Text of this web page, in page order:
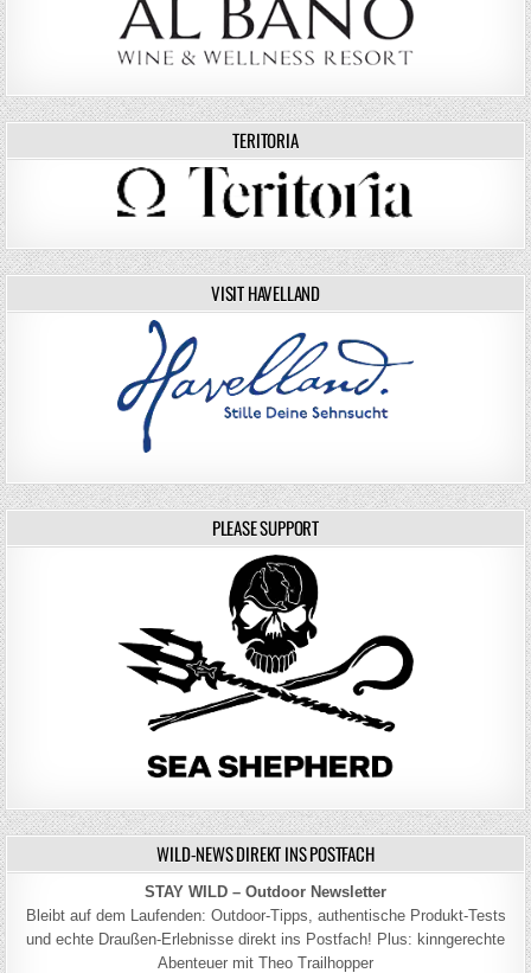
TERITORIA
VISIT HAVELLAND
PLEASE SUPPORT
WILD-NEWS DIREKT INS POSTFACH
STAY WILD – Outdoor Newsletter
Bleibt auf dem Laufenden: Outdoor-Tipps, authentische Produkt-Tests
und echte Draußen-Erlebnisse direkt ins Postfach! Plus: kinngerechte
Abenteuer mit Theo Trailhopper